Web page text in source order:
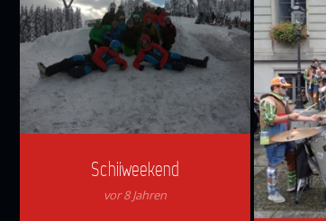
Schiiweekend
vor 8 Jahren